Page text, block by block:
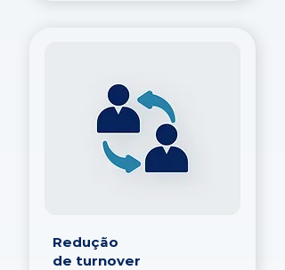
Redução
de turnover